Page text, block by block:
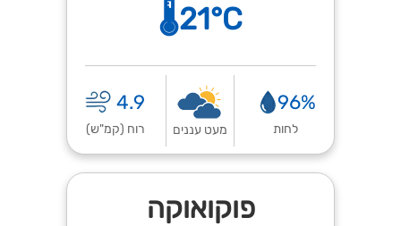
🌡️21°C
96%
לחות מעט עננים
4.9
רוח (קמ"ש)
פוקואוקה